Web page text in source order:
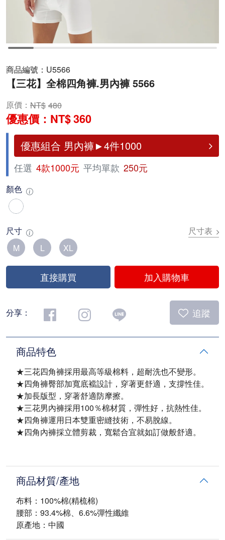
商品編號： U5566
【三花】全棉四角褲.男內褲 5566
原價： 480
優惠價： 360
優惠組合 男內褲►4件1000
任選 4款1000元 平均單款 250元
顏色
尺寸
尺寸表
M
L XL
直接購買 加入購物車
分享： 追蹤
商品特色
★三花四角褲採用最高等級棉料，超耐洗也不變形。
★四角褲臀部加寬底襠設計，穿著更舒適，支撐性佳。
★加長版型，穿著舒適防摩擦。
★三花男內褲採用100％棉材質，彈性好，抗熱性佳。
★四角褲運用日本雙重密縫技術，不易脫線。
★四角內褲採立體剪裁，寬鬆合宜就如訂做般舒適。
商品材質/產地
布料：100%棉(精梳棉)
腰部：93.4%棉、6.6%彈性纖維
原產地：中國